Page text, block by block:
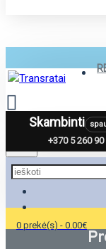
Menu
0 prekė(s) - 0.00€
Skambinti
+370 5 260 90